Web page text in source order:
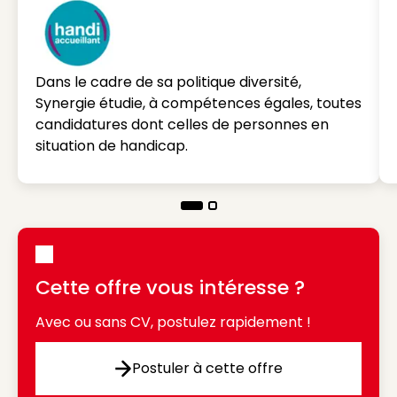
Dans le cadre de sa politique diversité,
Synergie étudie, à compétences égales, toutes
candidatures dont celles de personnes en
situation de handicap.
Cette offre vous intéresse ?
Avec ou sans CV, postulez rapidement !
Postuler à cette offre
Postuler à cette offre